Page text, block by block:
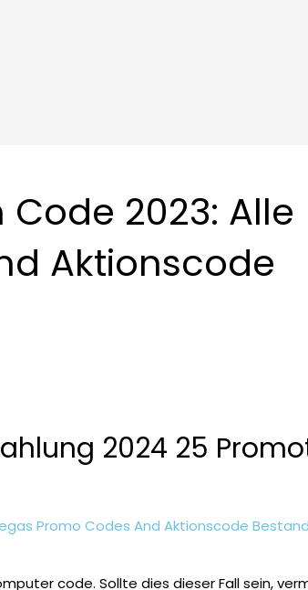
2023: Alle
Aktionscode
2024 25
Promo Codes And Aktionscode
code. Sollte dies dieser Fall sein,